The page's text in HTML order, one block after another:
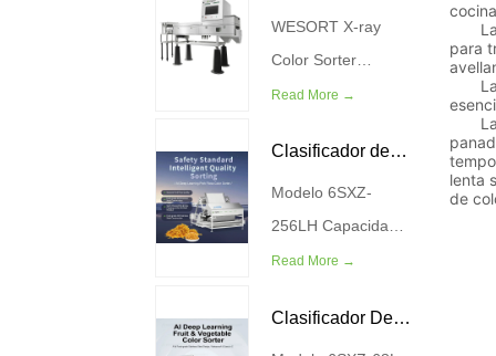
Clasificadora De
WESORT X-ray
Color Sorter
Machine combina
avanzada de
imágenes de rayos
X con Algoritmos de
aprendizaje
proporcionar una
Read More →
Clasificador de
color de hilo
dental para carne
profundo de IA
Modelo 6SXZ-
256LH Capacidad
(KG/H) 200-300
4.5 Presión de la
Read More →
Clasificador De
Las
para
Las
La
lenta
de